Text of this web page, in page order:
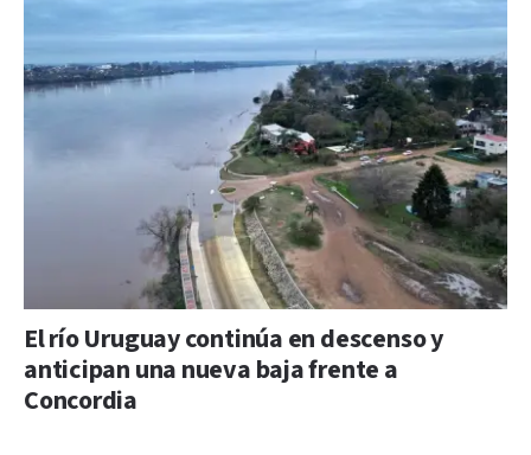
El río Uruguay continúa en descenso y
anticipan una nueva baja frente a
Concordia